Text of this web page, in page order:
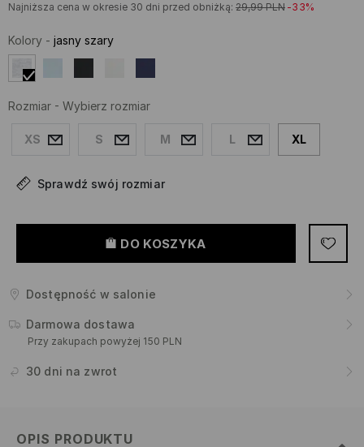
Najniższa cena w okresie 30 dni przed obniżką: 29,99 PLN -33%
Kolory - jasny szary
Rozmiar - Wybierz rozmiar
XS S M L XL
Sprawdź swój rozmiar
DO KOSZYKA
Dostępność w salonie
Darmowa dostawa
Przy zakupach powyżej 150 PLN
30 dni na zwrot
OPIS PRODUKTU